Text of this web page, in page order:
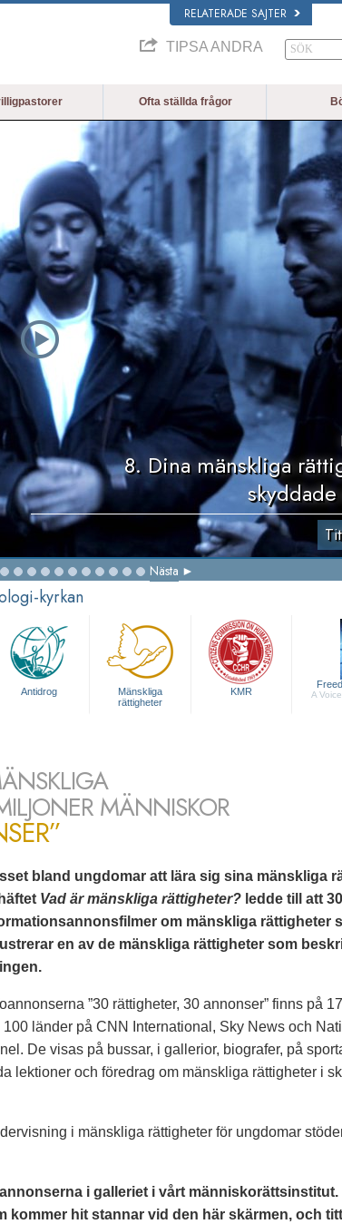
RELATERADE SAJTER
TIPSA ANDRA
Ofta ställda frågor
8. Dina mänskliga
Nästa
kyrkan
Antidrog
Mänskliga
rättigheter
KMR A
MÄNNISKOR
bland ungdomar att lära sig sina mänskliga
Vad är mänskliga rättigheter? ledde till att 30
om mänskliga rättigheter
en av de mänskliga rättigheter som
”30 rättigheter, 30 annonser” finns på
100 länder på CNN International, Sky News och
De visas på bussar, i gallerior, biografer, på
lektioner och föredrag om mänskliga rättigheter i
i mänskliga rättigheter för ungdomar
i galleriet i vårt människorättsinstitut.
kommer hit stannar vid den här skärmen, och